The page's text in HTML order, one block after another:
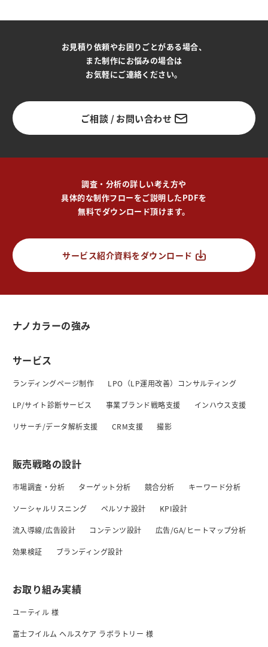
お見積り依頼やお困りごとがある場合、
また制作にお悩みの場合は
お気軽にご連絡ください。
ご相談 / お問い合わせ
調査・分析の詳しい考え方や
具体的な制作フローをご説明したPDFを
無料でダウンロード頂けます。
サービス紹介資料をダウンロード
ナノカラーの強み
サービス
ランディングページ制作 LPO（LP運用改善）コンサルティング
LP/サイト診断サービス 事業ブランド戦略支援 インハウス支援
リサーチ/データ解析支援 CRM支援 撮影
販売戦略の設計
市場調査・分析 ターゲット分析 競合分析 キーワード分析
ソーシャルリスニング ペルソナ設計 KPI設計
流入導線/広告設計 コンテンツ設計 広告/GA/ヒートマップ分析
効果検証 ブランディング設計
お取り組み実績
ユーティル 様
富士フイルム ヘルスケア ラボラトリー 様